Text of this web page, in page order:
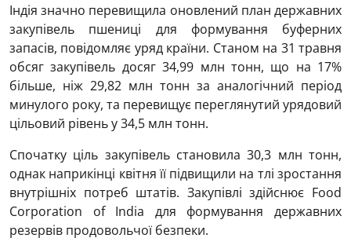
Індія значно перевищила оновлений план державних
закупівель пшениці для формування буферних
запасів, повідомляє уряд країни. Станом на 31 травня
обсяг закупівель досяг 34,99 млн тонн, що на 17%
більше, ніж 29,82 млн тонн за аналогічний період
минулого року, та перевищує переглянутий урядовий
цільовий рівень у 34,5 млн тонн.
Спочатку ціль закупівель становила 30,3 млн тонн,
однак наприкінці квітня її підвищили на тлі зростання
внутрішніх потреб штатів. Закупівлі здійснює Food
Corporation of India для формування державних
резервів продовольчої безпеки.